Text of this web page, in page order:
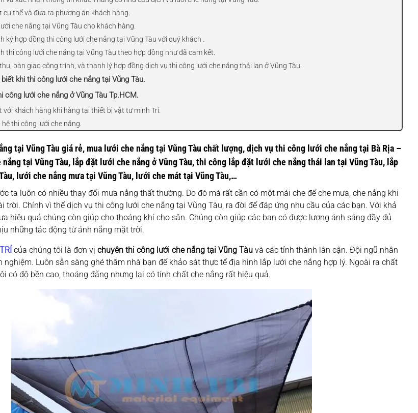
cụ thể và đưa ra phương án khách hàng.
che nắng tại Vũng Tàu cho khách hàng.
ký hợp đồng thi công lưới che nắng tại Vũng Tàu với quý khách .
thi công lưới che nắng tại Vũng Tàu theo hợp đồng như đã cam kết.
bàn giao công trình, và thanh lý hợp đồng dịch vụ thi công lưới che nắng thái lan ở Vũng Tàu.
khi thi công lưới che nắng tại Vũng Tàu.
công lưới che nắng ở Vũng Tàu Tp.HCM.
với khách hàng khi hàng tại thiết bị vật tư minh Trí.
thi công lưới che nắng.
tại Vũng Tàu giá rẻ, mua lưới che nắng tại Vũng Tàu chất lượng, dịch vụ thi công lưới che nắng tại Bà Rịa –
tại Vũng Tàu, lắp đặt lưới che nắng ở Vũng Tàu, thi công lắp đặt lưới che nắng thái lan tại Vũng Tàu, lắp
lưới che nắng mưa tại Vũng Tàu, lưới che mát tại Vũng Tàu,…
ta luôn có nhiều thay đổi mưa nắng thất thường. Do đó mà rất cần có một mái che để che mưa, che nắng khi
trời. Chính vì thế dịch vụ thi công lưới che nắng tại Vũng Tàu, ra đời để đáp ứng nhu cầu của các bạn. Với khả
hiệu quả chúng còn giúp cho thoáng khí cho sân. Chúng còn giúp các bạn có được lượng ánh sáng đầy đủ
những tác động từ ánh nắng mặt trời.
của chúng tôi là đơn vị chuyên thi công lưới che nắng tại Vũng Tàu và các tỉnh thành lân cận. Đội ngũ nhân
nghiệm. Luôn sẵn sàng ghé thăm nhà bạn để khảo sát thực tế địa hình lắp lưới che nắng hợp lý. Ngoài ra chất
có độ bền cao, thoáng đãng nhưng lại có tính chất che nắng rất hiệu quả.